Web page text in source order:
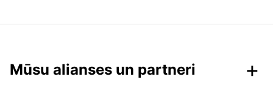
Mūsu alianses un partneri